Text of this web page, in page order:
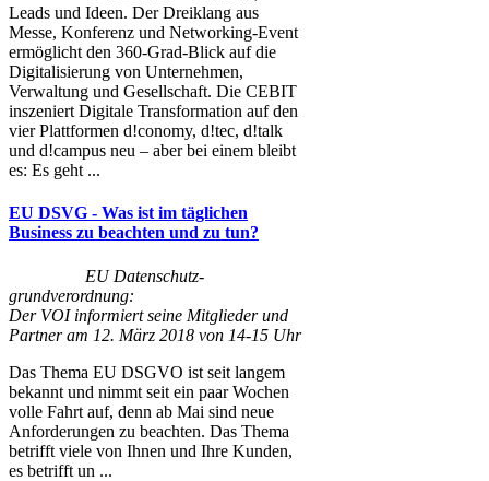
Leads und Ideen. Der Dreiklang aus
Messe, Konferenz und Networking-Event
ermöglicht den 360-Grad-Blick auf die
Digitalisierung von Unternehmen,
Verwaltung und Gesellschaft. Die CEBIT
inszeniert Digitale Transformation auf den
vier Plattformen d!conomy, d!tec, d!talk
und d!campus neu – aber bei einem bleibt
es: Es geht ...
EU DSVG - Was ist im täglichen
Business zu beachten und zu tun?
EU Datenschutz-
grundverordnung:
Der VOI informiert seine Mitglieder und
Partner am 12. März 2018 von 14-15 Uhr
Das Thema EU DSGVO ist seit langem
bekannt und nimmt seit ein paar Wochen
volle Fahrt auf, denn ab Mai sind neue
Anforderungen zu beachten. Das Thema
betrifft viele von Ihnen und Ihre Kunden,
es betrifft un ...